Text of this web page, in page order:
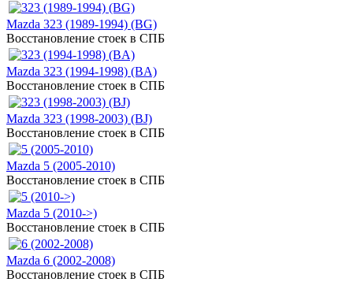
Mazda 323 (1989-1994) (BG)
Восстановление стоек в СПБ
Mazda 323 (1994-1998) (BA)
Восстановление стоек в СПБ
Mazda 323 (1998-2003) (BJ)
Восстановление стоек в СПБ
Mazda 5 (2005-2010)
Восстановление стоек в СПБ
Mazda 5 (2010->)
Восстановление стоек в СПБ
Mazda 6 (2002-2008)
Восстановление стоек в СПБ